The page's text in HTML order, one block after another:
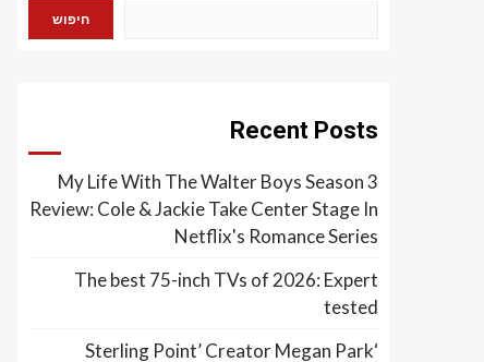
חיפוש
Recent Posts
My Life With The Walter Boys Season 3
Review: Cole & Jackie Take Center Stage In
Netflix's Romance Series
The best 75-inch TVs of 2026: Expert
tested
‘Sterling Point’ Creator Megan Park